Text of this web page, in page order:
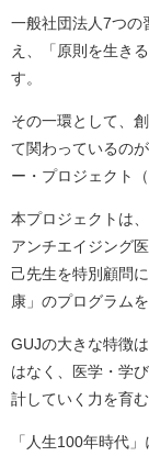
一般社団法人7つの
え、「原則を生き
す。
その一環として、
て関わっているの
ー・プロジェクト
本プロジェクトは
アンチエイジング
己先生を特別顧問
康」のプログラム
GUJの大きな特徴
はなく、医学・学
計していく力を育
「人生100年時代